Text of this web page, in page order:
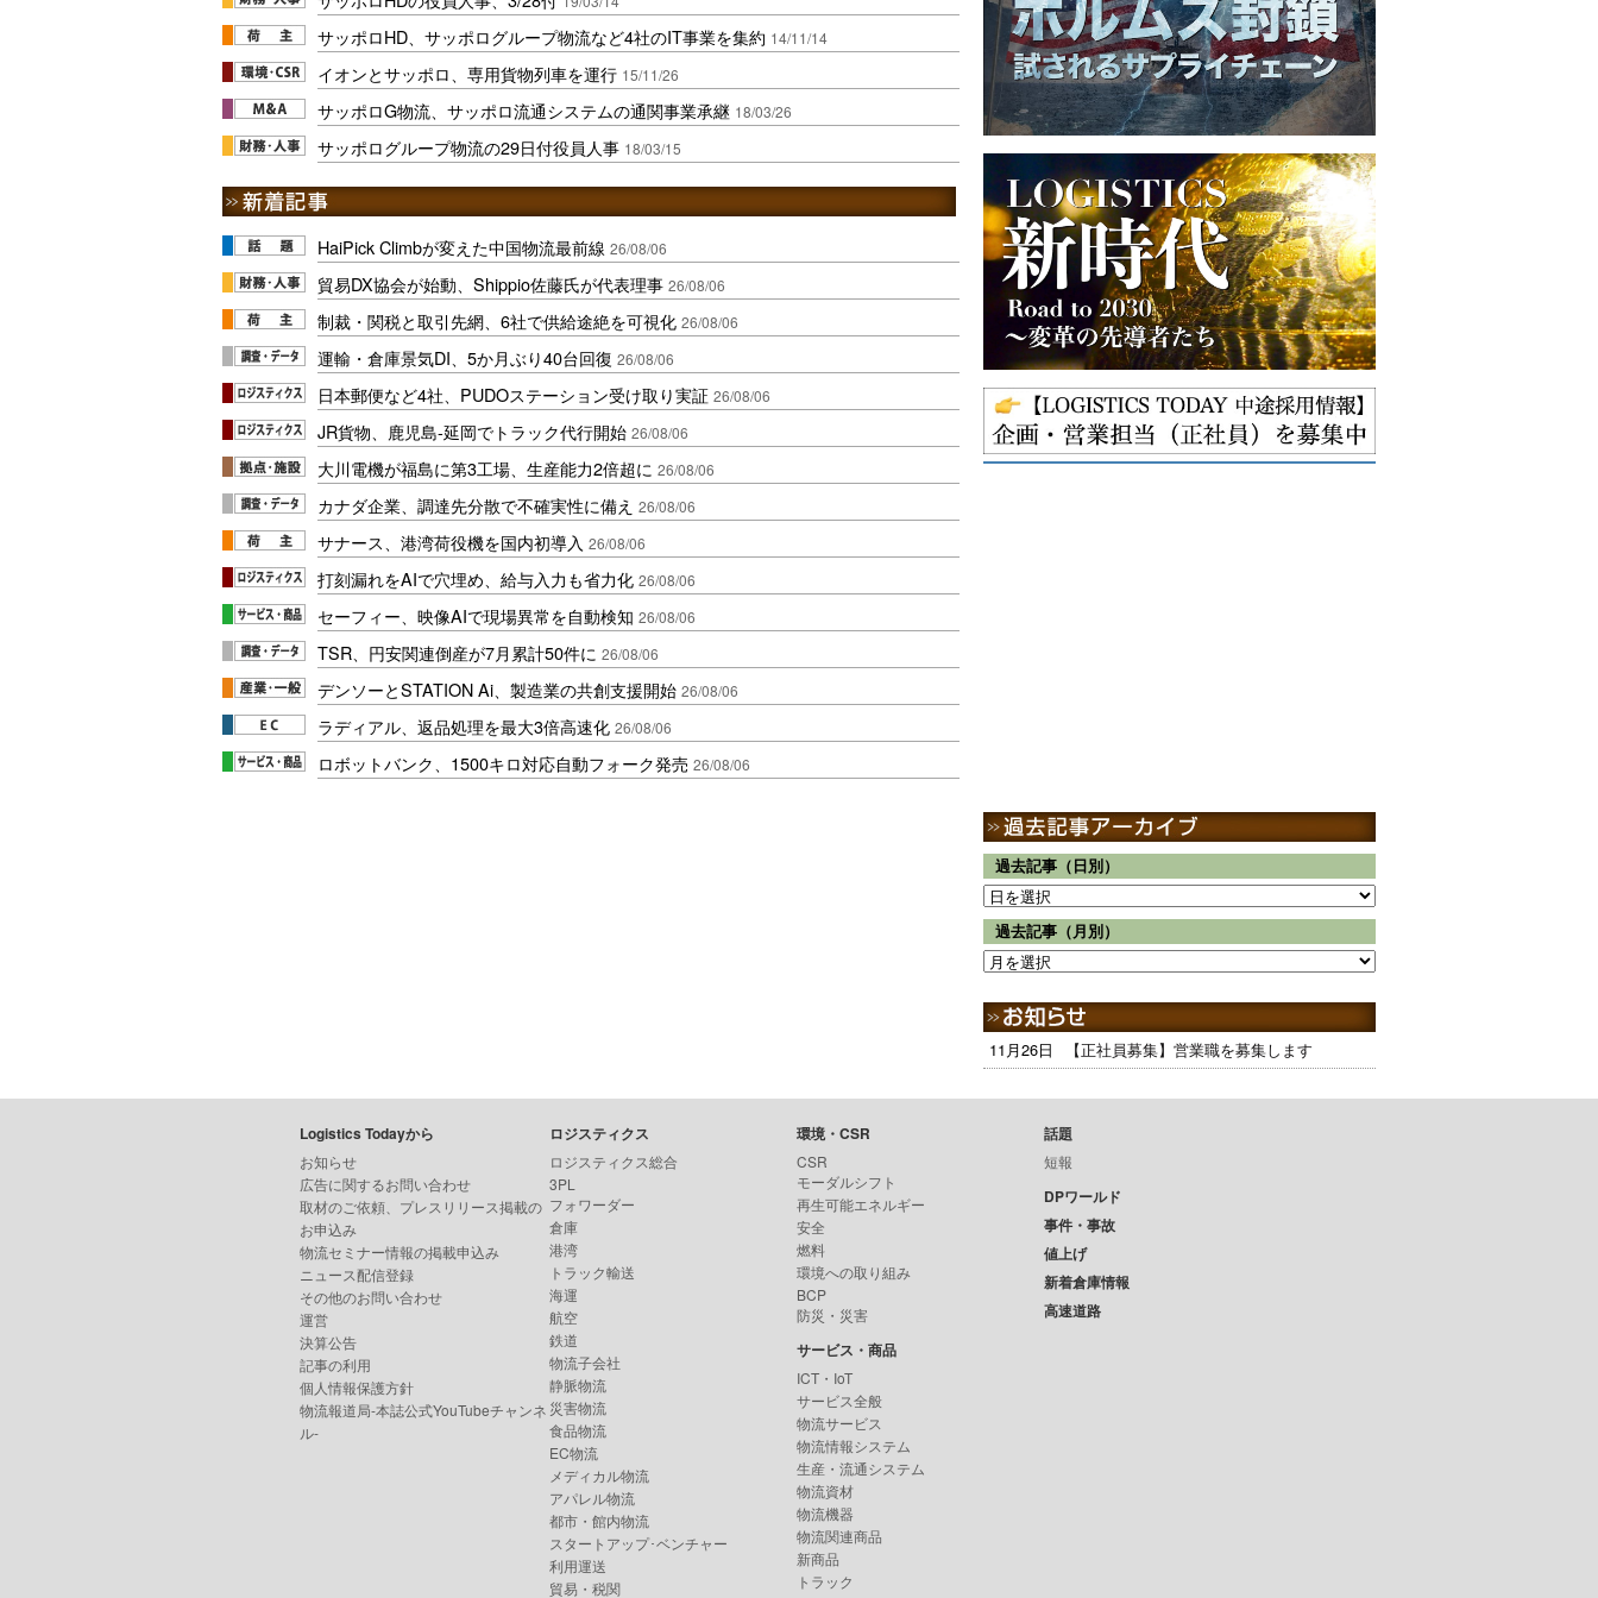
サッポロHD、サッポログループ物流など4社のIT事業を集約 14/11/14
イオンとサッポロ、専用貨物列車を運行 15/11/26
サッポロG物流、サッポロ流通システムの通関事業承継 18/03/26
サッポログループ物流の29日付役員人事 18/03/15
HaiPick Climbが変えた中国物流最前線 26/08/06
貿易DX協会が始動、Shippio佐藤氏が代表理事 26/08/06
制裁・関税と取引先網、6社で供給途絶を可視化 26/08/06
運輸・倉庫景気DI、5か月ぶり40台回復 26/08/06
日本郵便など4社、PUDOステーション受け取り実証 26/08/06
JR貨物、鹿児島-延岡でトラック代行開始 26/08/06
大川電機が福島に第3工場、生産能力2倍超に 26/08/06
カナダ企業、調達先分散で不確実性に備え 26/08/06
サナース、港湾荷役機を国内初導入 26/08/06
打刻漏れをAIで穴埋め、給与入力も省力化 26/08/06
セーフィー、映像AIで現場異常を自動検知 26/08/06
TSR、円安関連倒産が7月累計50件に 26/08/06
デンソーとSTATION Ai、製造業の共創支援開始 26/08/06
ラディアル、返品処理を最大3倍高速化 26/08/06
ロボットバンク、1500キロ対応自動フォーク発売 26/08/06
過去記事（日別）
過去記事（月別）
11月26日 【正社員募集】営業職を募集します
Logistics Todayから
お知らせ
広告に関するお問い合わせ
取材のご依頼、プレスリリース掲載の
お申込み
物流セミナー情報の掲載申込み
ニュース配信登録
その他のお問い合わせ
運営
決算公告
記事の利用
個人情報保護方針
物流報道局-本誌公式YouTubeチャンネ
ル-
ロジスティクス
ロジスティクス総合
3PL
フォワーダー
倉庫
港湾
トラック輸送
海運
航空
鉄道
物流子会社
静脈物流
災害物流
食品物流
EC物流
メディカル物流
アパレル物流
都市・館内物流
スタートアップ･ベンチャー
利用運送
貿易・税関
環境・CSR
CSR
モーダルシフト
再生可能エネルギー
安全
燃料
環境への取り組み
BCP
防災・災害
サービス・商品
ICT・IoT
サービス全般
物流サービス
物流情報システム
生産・流通システム
物流資材
物流機器
物流関連商品
新商品
トラック
話題
短報
DPワールド
事件・事故
値上げ
新着倉庫情報
高速道路